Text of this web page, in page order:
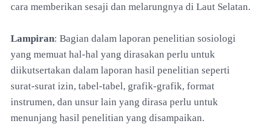
cara memberikan sesaji dan melarungnya di Laut Selatan.
Lampiran: Bagian dalam laporan penelitian sosiologi
yang memuat hal-hal yang dirasakan perlu untuk
diikutsertakan dalam laporan hasil penelitian seperti
surat-surat izin, tabel-tabel, grafik-grafik, format
instrumen, dan unsur lain yang dirasa perlu untuk
menunjang hasil penelitian yang disampaikan.